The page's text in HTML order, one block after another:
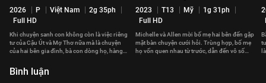
2026 P Việt Nam
2g 35ph
Full HD
Khi chuyện sanh con không còn là việc riêng
tư của Cậu Út và Mợ Thơ nữa mà là chuyện
của hai bên gia đình, bà con dòng họ, hàng
2023 T13 Mỹ
1g 31ph
Full HD
Michelle và Allen mời bố mẹ hai bên đến gặp
mặt bàn chuyện cưới hỏi. Trùng hợp, bố mẹ
họ vốn quen nhau từ trước, dẫn đến vô số
Bình luận